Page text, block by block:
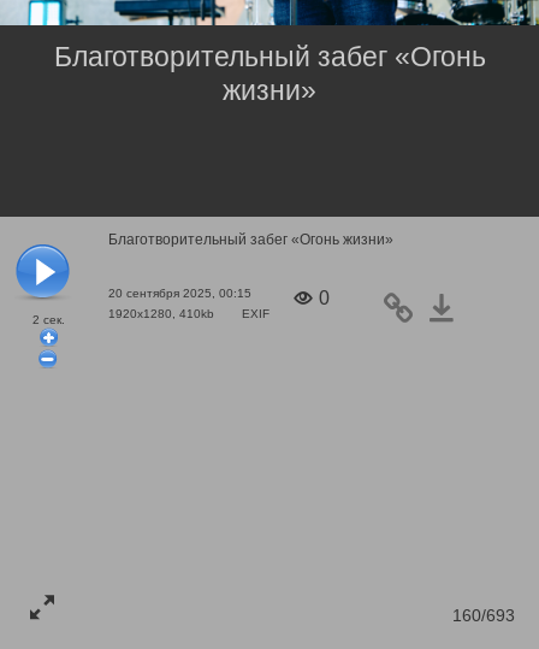
2 сек.
Благотворительный забег «Огонь жизни»
20 сентября 2025, 00:15
1920x1280, 410kb
EXIF
0
160/693
Благотворительный забег «Огонь
жизни»